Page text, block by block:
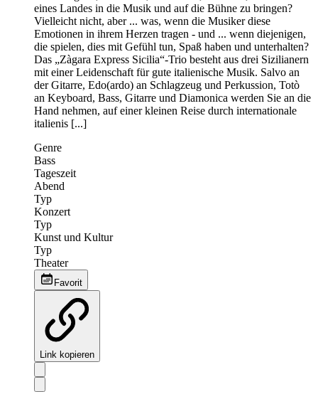
eines Landes in die Musik und auf die Bühne zu bringen?
Vielleicht nicht, aber ... was, wenn die Musiker diese
Emotionen in ihrem Herzen tragen - und ... wenn diejenigen,
die spielen, dies mit Gefühl tun, Spaß haben und unterhalten?
Das „Zàgara Express Sicilia“-Trio besteht aus drei Sizilianern
mit einer Leidenschaft für gute italienische Musik. Salvo an
der Gitarre, Edo(ardo) an Schlagzeug und Perkussion, Totò
an Keyboard, Bass, Gitarre und Diamonica werden Sie an die
Hand nehmen, auf einer kleinen Reise durch internationale
italienis [...]
Genre
Bass
Tageszeit
Abend
Typ
Konzert
Typ
Kunst und Kultur
Typ
Theater
Favorit
Link kopieren